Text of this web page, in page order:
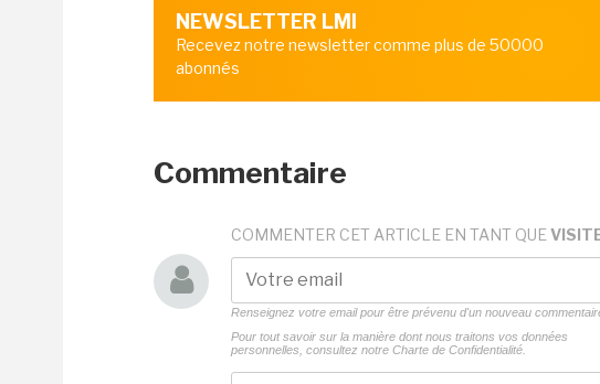
NEWSLETTER LMI
Recevez notre newsletter comme plus de 50000
abonnés
Commentaire
COMMENTER CET ARTICLE EN TANT QUE
Renseignez votre email pour être prévenu d'un nouveau
Pour tout savoir sur la manière dont nous traitons vos données
personnelles, consultez notre Charte de Confidentialité.